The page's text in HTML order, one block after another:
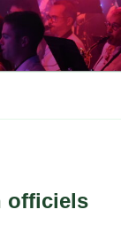
officiels